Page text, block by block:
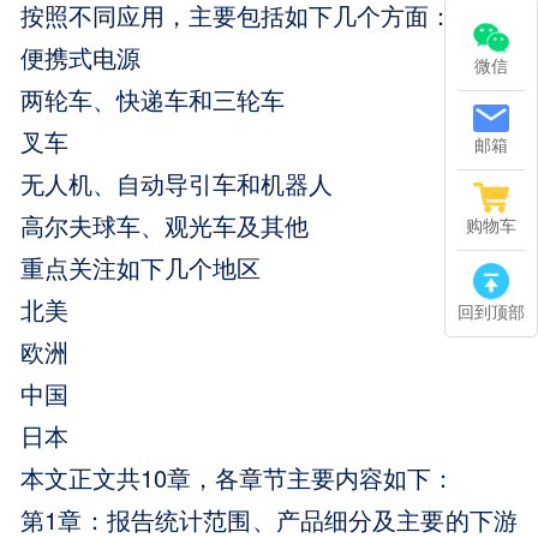
微信
邮箱
购物车
回到顶部
按照不同应用，主要包括如下几个方面：
便携式电源
两轮车、快递车和三轮车
叉车
无人机、自动导引车和机器人
高尔夫球车、观光车及其他
重点关注如下几个地区
北美
欧洲
中国
日本
本文正文共10章，各章节主要内容如下：
第1章：报告统计范围、产品细分及主要的下游